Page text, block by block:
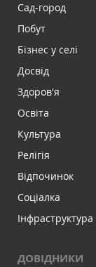
Сад-город
Побут
Бізнес у селі
Досвід
Здоров'я
Освіта
Культура
Релігія
Відпочинок
Соціалка
Інфраструктура
ДОВІДНИКИ